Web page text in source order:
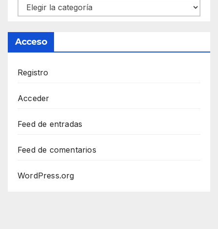
Categorías
Acceso
Registro
Acceder
Feed de entradas
Feed de comentarios
WordPress.org